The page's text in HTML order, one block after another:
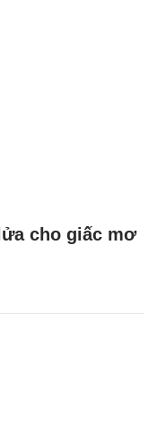
cho giấc mơ